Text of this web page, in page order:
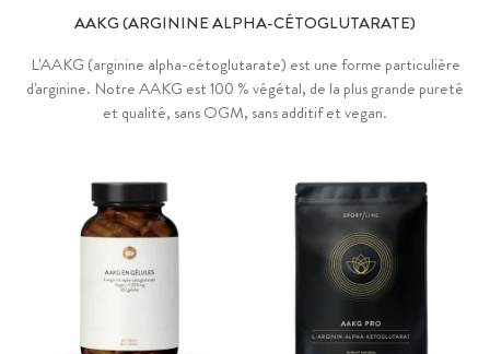
AAKG (ARGININE ALPHA-CÉTOGLUTARATE)
L'AAKG (arginine alpha-cétoglutarate) est une forme particulière
d'arginine. Notre AAKG est 100 % végétal, de la plus grande pureté
et qualité, sans OGM, sans additif et vegan.